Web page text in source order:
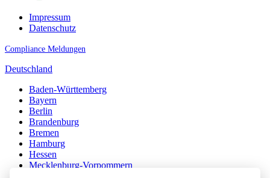
Impressum
Datenschutz
Compliance Meldungen
Deutschland
Baden-Württemberg
Bayern
Berlin
Brandenburg
Bremen
Hamburg
Hessen
Mecklenburg-Vorpommern